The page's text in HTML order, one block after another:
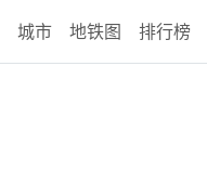
城市 地铁图 排行榜